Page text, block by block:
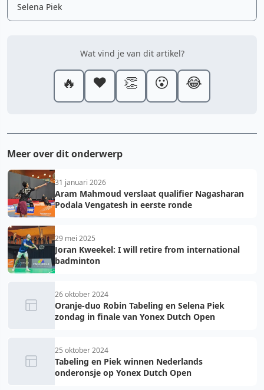
Selena Piek
Wat vind je van dit artikel?
🔥 ❤️ 👏 😮 😂
Meer over dit onderwerp
31 januari 2026
Aram Mahmoud verslaat qualifier Nagasharan
Podala Vengatesh in eerste ronde
29 mei 2025
Joran Kweekel: I will retire from international
badminton
26 oktober 2024
Oranje-duo Robin Tabeling en Selena Piek
zondag in finale van Yonex Dutch Open
25 oktober 2024
Tabeling en Piek winnen Nederlands
onderonsje op Yonex Dutch Open